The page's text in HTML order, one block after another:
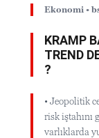
Ekonomi •
KRAMP
TREND
?
• Jeopolitik
risk iştahını
varlıklarda